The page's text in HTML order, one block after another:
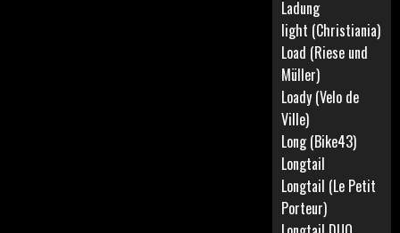
Ladung
light (Christiania)
Load (Riese und
Müller)
Loady (Velo de
Ville)
Long (Bike43)
Longtail
Longtail (Le Petit
Porteur)